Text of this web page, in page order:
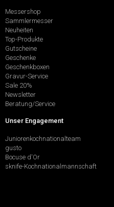
Messershop
Sammlermesser
Neuheiten
Top-Produkte
Gutscheine
Geschenke
Geschenkboxen
Gravur-Service
Sale 20%
Newsletter
Beratung/Service
Unser Engagement
Juniorenkochnationalteam
gusto
Bocuse d'Or
sknife-Kochnationalmannschaft